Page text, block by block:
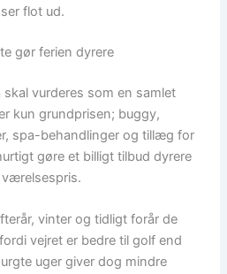
flot ud.
gør ferien dyrere
vurderes som en samlet
kun grundprisen; buggy,
spa-behandlinger og tillæg for
gøre et billigt tilbud dyrere
vinter og tidligt forår de
vejret er bedre til golf end
uger giver dog mindre